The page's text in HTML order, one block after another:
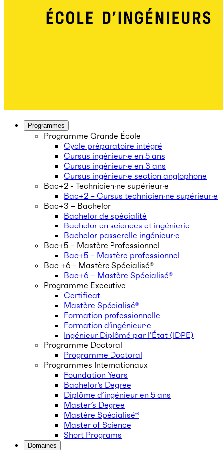
Programmes
Programme Grande École
Cycle préparatoire intégré
Cursus ingénieur·e en 5 ans
Cursus ingénieur·e en 3 ans
Cursus ingénieur·e section anglophone
Bac+2 - Technicien·ne supérieur·e
Bac+2 – Cursus technicien·ne supérieur·e
Bac+3 – Bachelor
Bachelor de spécialité
Bachelor en sciences et ingénierie
Bachelor passerelle ingénieur·e
Bac+5 – Mastère Professionnel
Bac+5 – Mastère professionnel
Bac +6 - Mastère Spécialisé®
Bac+6 – Mastère Spécialisé®
Programme Executive
Certificat
Mastère Spécialisé®
Formation professionnelle
Formation d’ingénieur·e
Ingénieur Diplômé par l’État (IDPE)
Programme Doctoral
Programme Doctoral
Programmes Internationaux
Foundation Years
Bachelor’s Degree
Diplôme d’ingénieur en 5 ans
Master’s Degree
Mastère Spécialisé®
Master of Science
Short Programs
Domaines